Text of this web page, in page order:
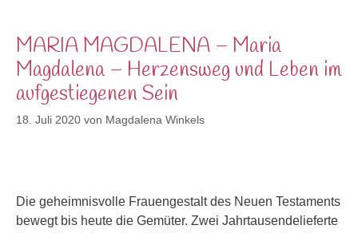
MARIA MAGDALENA – Maria
Magdalena – Herzensweg und Leben im
aufgestiegenen Sein
18. Juli 2020 von Magdalena Winkels
Die geheimnisvolle Frauengestalt des Neuen Testaments
bewegt bis heute die Gemüter. Zwei Jahrtausendelieferte